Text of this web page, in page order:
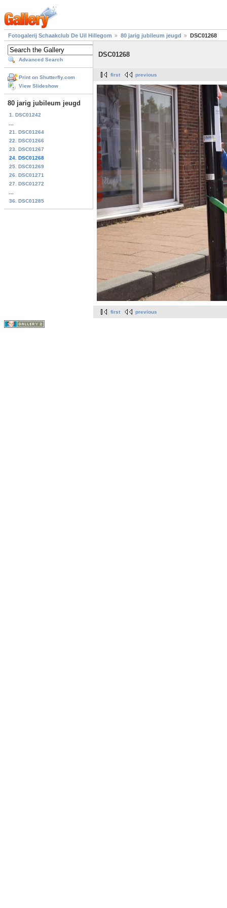
Fotogalerij Schaakclub De Uil Hillegom 80 jarig jubileum jeugd DSC01268
Advanced Search
Print on Shutterfly.com
View Slideshow
80 jarig jubileum jeugd
1. DSC01242
21. DSC01264
22. DSC01266
23. DSC01267
24. DSC01268
25. DSC01269
26. DSC01271
27. DSC01272
36. DSC01285
DSC01268
first previous
first previous